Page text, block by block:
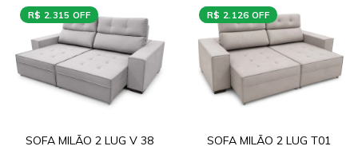
R$ 2.315 OFF
SOFA MILÃO 2 LUG V 38
R$ 2.126 OFF
SOFA MILÃO 2 LUG T01